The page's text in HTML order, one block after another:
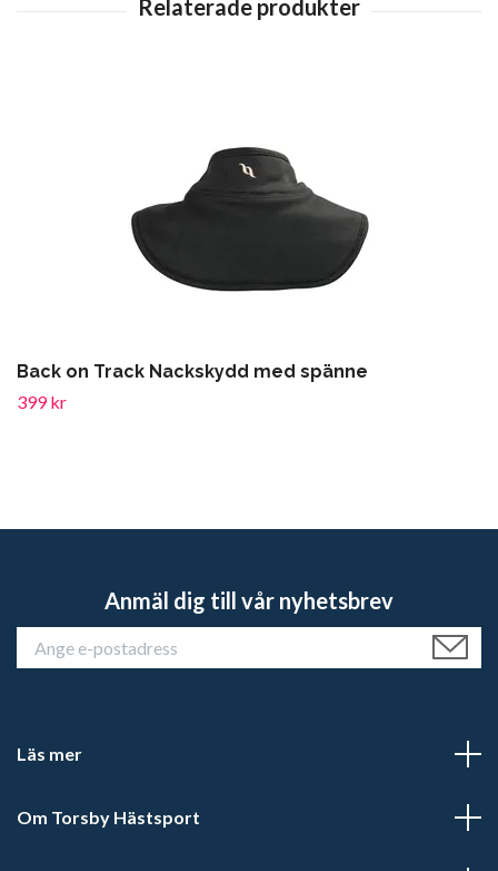
Back on Track Nackskydd med spänne
399 kr
Anmäl dig till vår nyhetsbrev
Läs mer
Om Torsby Hästsport